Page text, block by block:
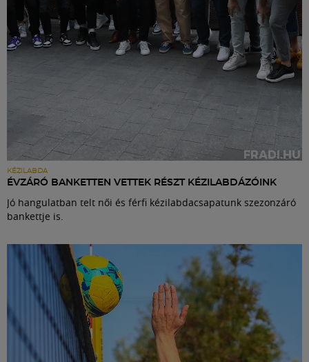
KÉZILABDA
ÉVZÁRÓ BANKETTEN VETTEK RÉSZT KÉZILABDÁZÓINK
Jó hangulatban telt női és férfi kézilabdacsapatunk szezonzáró
bankettje is.